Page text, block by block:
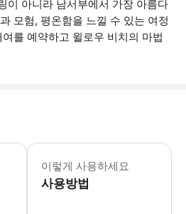
이 아니라 남서부에서 가장 아름다
모험, 평온함을 느낄 수 있는 여정
를 예약하고 윌로우 비치의 마법
* 소요시간 : 300분 (옵션에 따라 소
이렇게 사용하세요
사용방법